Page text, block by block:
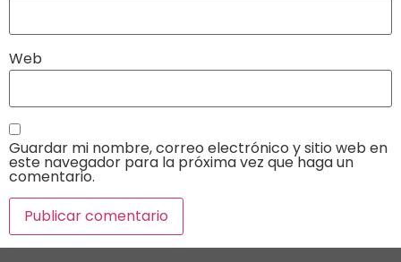
Web
Guardar mi nombre, correo electrónico y sitio web en
este navegador para la próxima vez que haga un
comentario.